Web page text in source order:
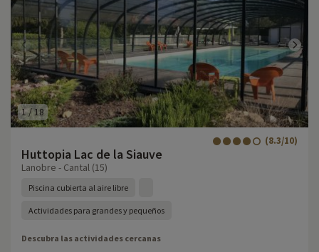
1/18
Huttopia Lac de la Siauve
(8.3/10)
Lanobre - Cantal (15)
Piscina cubierta al aire libre
Actividades para grandes y pequeños
Descubra las actividades cercanas